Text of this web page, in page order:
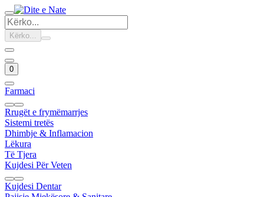
Kërko...
0
Farmaci
Rrugët e frymëmarrjes
Sistemi tretës
Dhimbje & Inflamacion
Lëkura
Të Tjera
Kujdesi Për Veten
Kujdesi Dentar